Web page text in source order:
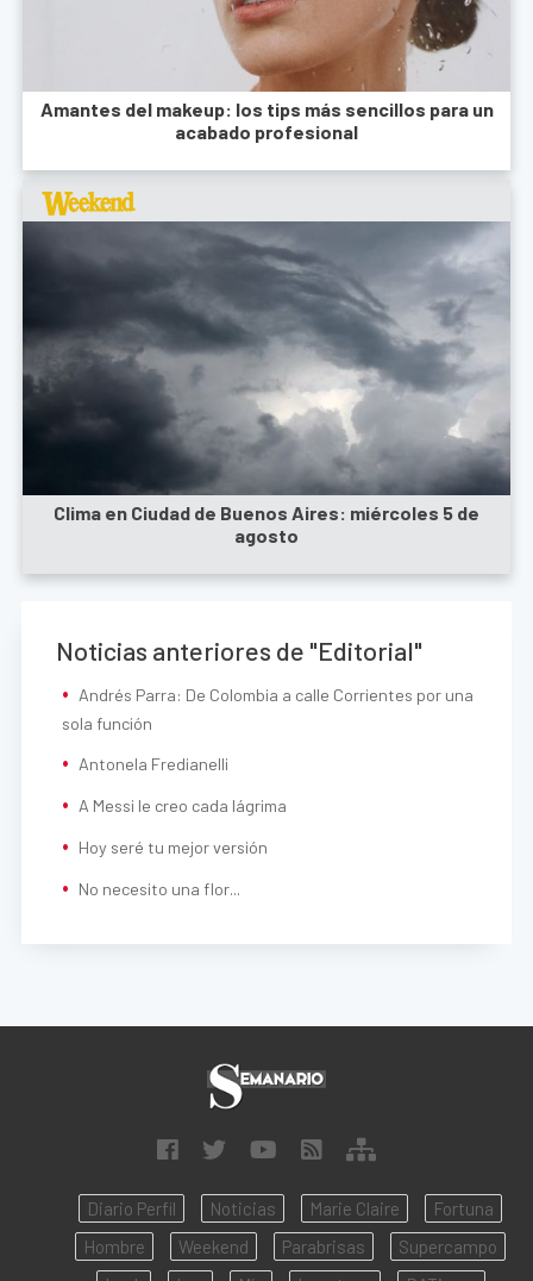
Amantes del makeup: los tips más sencillos para un
acabado profesional
Clima en Ciudad de Buenos Aires: miércoles 5 de
agosto
Noticias anteriores de "Editorial"
Andrés Parra: De Colombia a calle Corrientes por una
sola función
Antonela Fredianelli
A Messi le creo cada lágrima
Hoy seré tu mejor versión
No necesito una flor...
Diario Perfil Noticias Marie Claire
Fortuna
Hombre
Weekend Parabrisas
Supercampo